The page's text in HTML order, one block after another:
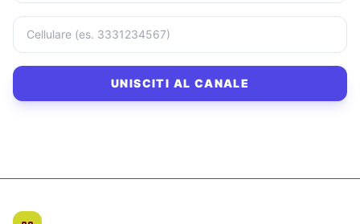
UNISCITI AL CANALE